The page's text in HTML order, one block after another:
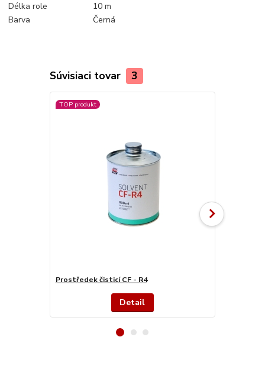
Délka role
10 m
Barva
Černá
Súvisiaci tovar 3
TOP produkt
Prostředek čisticí CF - R4
Detail